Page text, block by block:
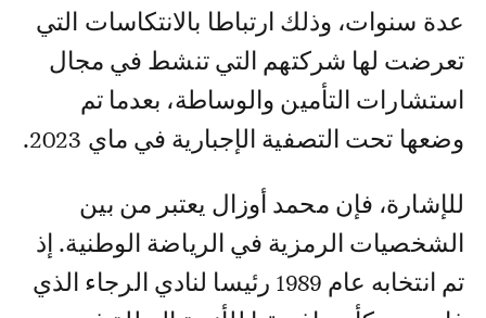
عدة سنوات، وذلك ارتباطا بالانتكاسات التي
تعرضت لها شركتهم التي تنشط في مجال
استشارات التأمين والوساطة، بعدما تم
وضعها تحت التصفية الإجبارية في ماي 2023.
للإشارة، فإن محمد أوزال يعتبر من بين
الشخصيات الرمزية في الرياضة الوطنية. إذ
تم انتخابه عام 1989 رئيسا لنادي الرجاء الذي